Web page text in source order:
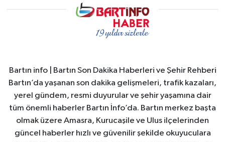
Bartın info | Bartın Son Dakika Haberleri ve Şehir Rehberi
Bartın’da yaşanan son dakika gelişmeleri, trafik kazaları,
yerel gündem, resmi duyurular ve şehir yaşamına dair
tüm önemli haberler Bartın İnfo’da. Bartın merkez başta
olmak üzere Amasra, Kurucaşile ve Ulus ilçelerinden
güncel haberler hızlı ve güvenilir şekilde okuyuculara